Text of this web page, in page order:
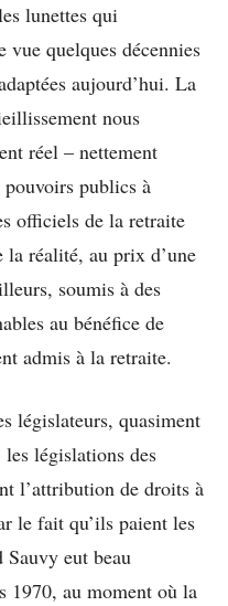
lunettes qui
quelques décennies
aujourd’hui. La
nous
réel – nettement
publics à
officiels de la retraite
la réalité, au prix d’une
soumis à des
au bénéfice de
admis à la retraite.
législateurs, quasiment
législations des
l’attribution de droits à
le fait qu’ils paient les
eut beau
1970, au moment où la